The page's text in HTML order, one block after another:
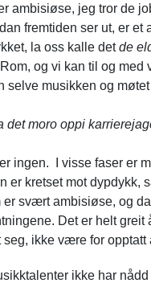
ambisiøse, jeg tror de
fremtiden ser ut, er
la oss kalle detde
og vi kan til og
musikken og
det moro oppi
ingen. I visse faser er
er kretset mot dypdykk,
svært ambisiøse, og
Det er helt
ikke være for opptatt
ikke har